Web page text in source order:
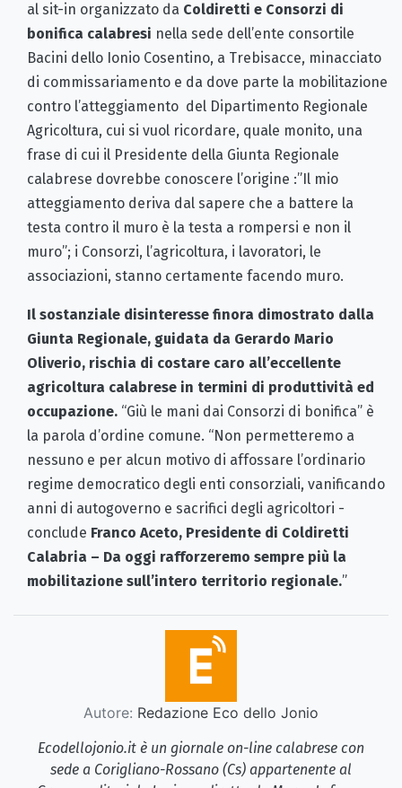
al sit-in organizzato da Coldiretti e Consorzi di
bonifica calabresi nella sede dell’ente consortile
Bacini dello Ionio Cosentino, a Trebisacce, minacciato
di commissariamento e da dove parte la mobilitazione
contro l’atteggiamento del Dipartimento Regionale
Agricoltura, cui si vuol ricordare, quale monito, una
frase di cui il Presidente della Giunta Regionale
calabrese dovrebbe conoscere l’origine :”Il mio
atteggiamento deriva dal sapere che a battere la
testa contro il muro è la testa a rompersi e non il
muro”; i Consorzi, l’agricoltura, i lavoratori, le
associazioni, stanno certamente facendo muro.
Il sostanziale disinteresse finora dimostrato dalla
Giunta Regionale, guidata da Gerardo Mario
Oliverio, rischia di costare caro all’eccellente
agricoltura calabrese in termini di produttività ed
occupazione. “Giù le mani dai Consorzi di bonifica” è
la parola d’ordine comune. “Non permetteremo a
nessuno e per alcun motivo di affossare l’ordinario
regime democratico degli enti consorziali, vanificando
anni di autogoverno e sacrifici degli agricoltori -
conclude Franco Aceto, Presidente di Coldiretti
Calabria – Da oggi rafforzeremo sempre più la
mobilitazione sull’intero territorio regionale.”
Autore: Redazione Eco dello Jonio
Ecodellojonio.it è un giornale on-line calabrese con
sede a Corigliano-Rossano (Cs) appartenente al